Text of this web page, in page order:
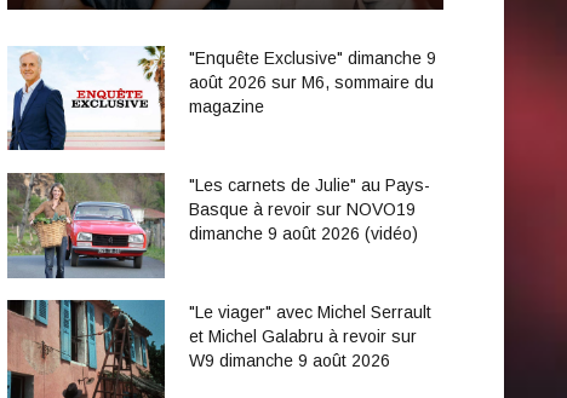
"Enquête Exclusive" dimanche 9
août 2026 sur M6, sommaire du
magazine
"Les carnets de Julie" au Pays-
Basque à revoir sur NOVO19
dimanche 9 août 2026 (vidéo)
"Le viager" avec Michel Serrault
et Michel Galabru à revoir sur
W9 dimanche 9 août 2026